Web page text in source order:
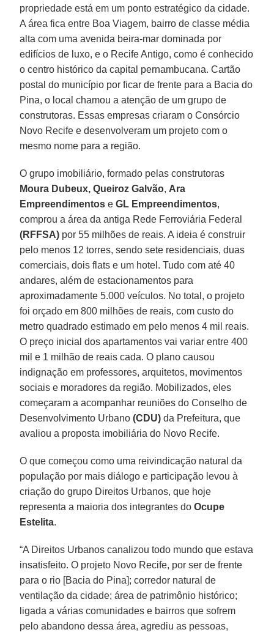
propriedade está em um ponto estratégico da cidade.
A área fica entre Boa Viagem, bairro de classe média
alta com uma avenida beira-mar dominada por
edifícios de luxo, e o Recife Antigo, como é conhecido
o centro histórico da capital pernambucana. Cartão
postal do município por ficar de frente para a Bacia do
Pina, o local chamou a atenção de um grupo de
construtoras. Essas empresas criaram o Consórcio
Novo Recife e desenvolveram um projeto com o
mesmo nome para a região.
O grupo imobiliário, formado pelas construtoras
Moura Dubeux, Queiroz Galvão, Ara
Empreendimentos eGL Empreendimentos,
comprou a área da antiga Rede Ferroviária Federal
(RFFSA) por 55 milhões de reais. A ideia é construir
pelo menos 12 torres, sendo sete residenciais, duas
comerciais, dois flats e um hotel. Tudo com até 40
andares, além de estacionamentos para
aproximadamente 5.000 veículos. No total, o projeto
foi orçado em 800 milhões de reais, com custo do
metro quadrado estimado em pelo menos 4 mil reais.
O preço inicial dos apartamentos vai variar entre 400
mil e 1 milhão de reais cada. O plano causou
indignação em professores, arquitetos, movimentos
sociais e moradores da região. Mobilizados, eles
começaram a acompanhar reuniões do Conselho de
Desenvolvimento Urbano(CDU) da Prefeitura, que
avaliou a proposta imobiliária do Novo Recife.
O que começou como uma reivindicação natural da
população por mais diálogo e participação levou à
criação do grupo Direitos Urbanos, que hoje
representa a maioria dos integrantes doOcupe
Estelita.
“A Direitos Urbanos canalizou todo mundo que estava
insatisfeito. O projeto Novo Recife, por ser de frente
para o rio [Bacia do Pina]; corredor natural de
ventilação da cidade; área de patrimônio histórico;
ligada a várias comunidades e bairros que sofrem
pelo abandono dessa área, agrediu as pessoas,